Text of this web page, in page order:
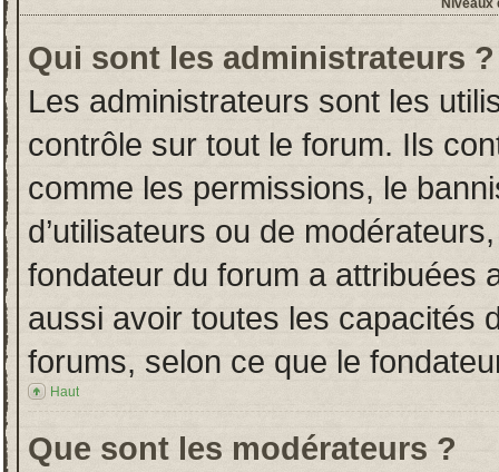
Niveaux
Qui sont les administrateurs ?
Les administrateurs sont les
contrôle sur tout le forum. Ils
comme les permissions, le
d’utilisateurs ou de
fondateur du forum a attribuées
aussi avoir toutes les capacités
forums, selon ce que le
Haut
Que sont les modérateurs ?